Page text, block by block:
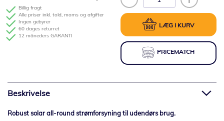
LÆG I KURV
PRICEMATCH
Billig fragt
Alle priser inkl. told, moms og afgifter
Ingen gebyrer
60 dages returret
12 måneders GARANTI
Beskrivelse
Robust solar all-round strømforsyning til udendørs brug.